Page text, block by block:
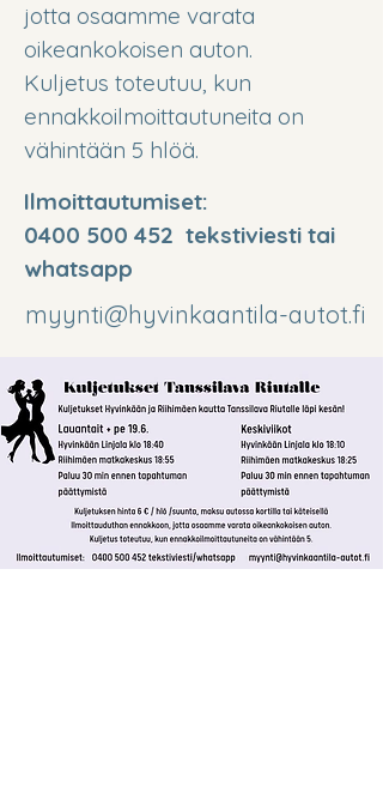
jotta osaamme varata
oikeankokoisen auton.
Kuljetus toteutuu, kun
ennakkoilmoittautuneita on
vähintään 5 hlöä.
Ilmoittautumiset:
0400 500 452 tekstiviesti tai
whatsapp
myynti@hyvinkaantila-autot.fi